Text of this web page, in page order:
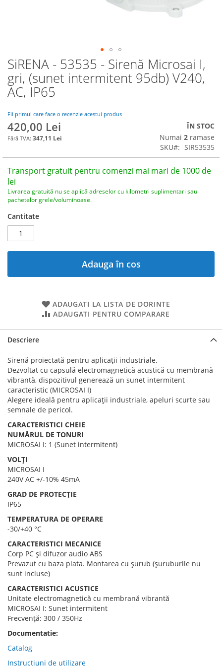
SiRENA - 53535 - Sirenă Microsai I,
gri, (sunet intermitent 95db) V240,
AC, IP65
Fii primul care face o recenzie acestui produs
420,00 Lei
347,11 Lei
ÎN STOC
Numai 2 ramase
SKU
SIR53535
Transport gratuit pentru comenzi mai mari de 1000 de
lei
Livrarea gratuită nu se aplică adreselor cu kilometri suplimentari sau
pachetelor grele/voluminoase.
Cantitate
Adauga în cos
ADAUGATI LA LISTA DE DORINTE
ADAUGATI PENTRU COMPARARE
Skip
to
the
beginning
the
images
gallery
Descriere
Sirenă proiectată pentru aplicații industriale.
Dezvoltat cu capsulă electromagnetică acustică cu membrană
vibrantă, dispozitivul generează un sunet intermitent
caracteristic (MICROSAI I)
Alegere ideală pentru aplicații industriale, apeluri scurte sau
semnale de pericol.
CARACTERISTICI CHEIE
NUMĂRUL DE TONURI
MICROSAI I: 1 (Sunet intermitent)
VOLȚI
MICROSAI I
240V AC +/-10% 45mA
GRAD DE PROTECȚIE
IP65
TEMPERATURA DE OPERARE
-30/+40 °C
CARACTERISTICI MECANICE
Corp PC și difuzor audio ABS
Prevazut cu baza plata. Montarea cu șurub (șuruburile nu
sunt incluse)
CARACTERISTICI ACUSTICE
Unitate electromagnetică cu membrană vibrantă
MICROSAI I: Sunet intermitent
Frecvență: 300 / 350Hz
Documentatie:
Catalog
Instructiuni de utilizare